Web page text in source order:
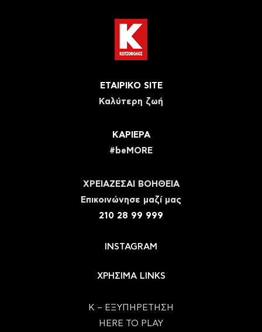
ΕΤΑΙΡΙΚΟ SITE
Καλύτερη ζωή
ΚΑΡΙΕΡΑ
#beMORE
ΧΡΕΙΑΖΕΣΑΙ ΒΟΗΘΕΙΑ
Eπικοινώνησε μαζί μας
210 28 99 999
INSTAGRAM
ΧΡΗΣΙΜΑ LINKS
Κ – ΕΞΥΠΗΡΕΤΗΣΗ
HERE TO PLAY